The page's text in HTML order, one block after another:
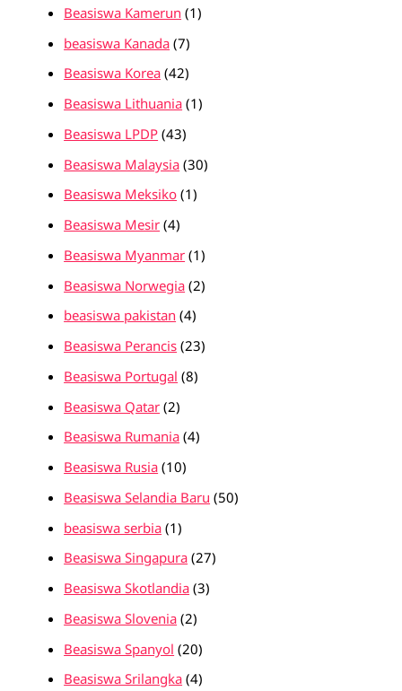
Beasiswa Kamerun (1)
beasiswa Kanada (7)
Beasiswa Korea (42)
Beasiswa Lithuania (1)
Beasiswa LPDP (43)
Beasiswa Malaysia (30)
Beasiswa Meksiko (1)
Beasiswa Mesir (4)
Beasiswa Myanmar (1)
Beasiswa Norwegia (2)
beasiswa pakistan (4)
Beasiswa Perancis (23)
Beasiswa Portugal (8)
Beasiswa Qatar (2)
Beasiswa Rumania (4)
Beasiswa Rusia (10)
Beasiswa Selandia Baru (50)
beasiswa serbia (1)
Beasiswa Singapura (27)
Beasiswa Skotlandia (3)
Beasiswa Slovenia (2)
Beasiswa Spanyol (20)
Beasiswa Srilangka (4)